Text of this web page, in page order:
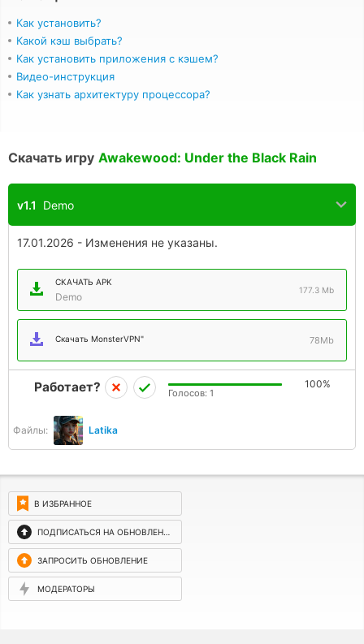
Как установить?
Какой кэш выбрать?
Как установить приложения с кэшем?
Видео-инструкция
Как узнать архитектуру процессора?
Скачать игру Awakewood: Under the Black Rain
v1.1 Demo
17.01.2026 - Изменения не указаны.
СКАЧАТЬ APK
Demo
177.3 Mb
Скачать MonsterVPN" 78Mb
Файлы: Latika
Работает? 100%
Голосов: 1
В ИЗБРАННОЕ
ПОДПИСАТЬСЯ НА ОБНОВЛЕНИЯ
ЗАПРОСИТЬ ОБНОВЛЕНИЕ
МОДЕРАТОРЫ